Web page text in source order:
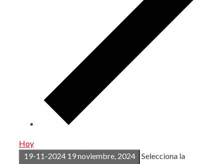
Hoy
19-11-2024 19 noviembre, 2024 Selecciona la